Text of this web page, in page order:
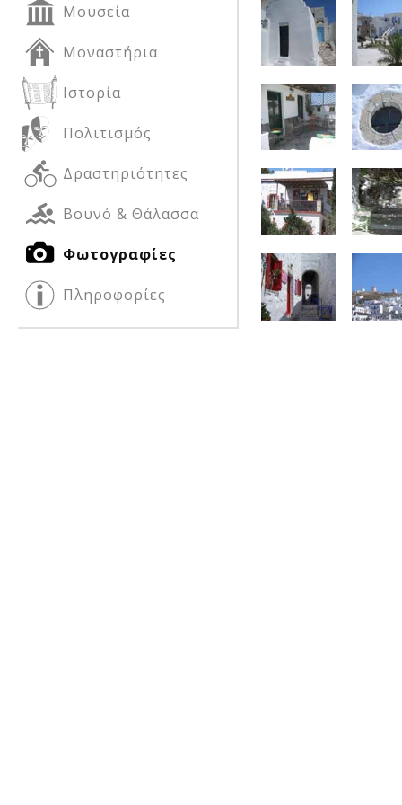
Δείτε μας:
Δείτε μας:
Δείτε μας:
Μουσεία
Μοναστήρια
Ιστορία
Πολιτισμός
Δραστηριότητες
Βουνό & Θάλασσα
Φωτογραφίες
Πληροφορίες